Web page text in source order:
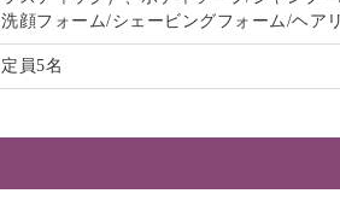
洗顔フォーム/シェービングフォーム/ヘア
定員5名